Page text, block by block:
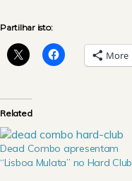
Partilhar isto:
More
Related
Dead Combo apresentam
“Lisboa Mulata” no Hard Club